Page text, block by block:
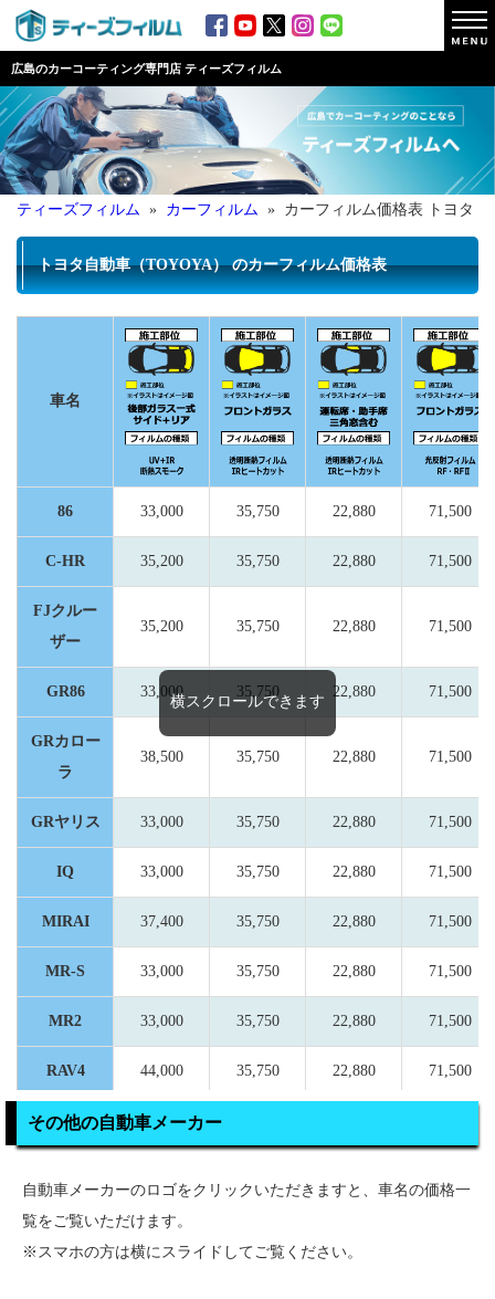
広島のカーコーティング専門店 ティーズフィルム
ティーズフィルム » カーフィルム » カーフィルム価格表 トヨタ
トヨタ自動車（TOYOYA） のカーフィルム価格表
横スクロールできます
車名
86 33,000 35,750 22,880 71,500
C-HR 35,200 35,750 22,880 71,500
FJクルー
ザー
35,200 35,750 22,880 71,500
GR86 33,000 35,750 22,880 71,500
GRカロー
ラ
38,500 35,750 22,880 71,500
GRヤリス 33,000 35,750 22,880 71,500
IQ 33,000 35,750 22,880 71,500
MIRAI 37,400 35,750 22,880 71,500
MR-S 33,000 35,750 22,880 71,500
MR2 33,000 35,750 22,880 71,500
RAV4 44,000 35,750 22,880 71,500
RAV4PHV 44,000
Will VI 35,200
その他の自動車メーカー
自動車メーカーのロゴをクリックいただきますと、車名の価格一
覧をご覧いただけます。
※スマホの方は横にスライドしてご覧ください。